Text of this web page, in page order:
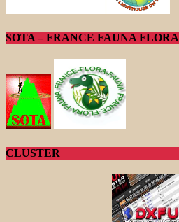
SOTA – FRANCE FAUNA FLORA
CLUSTER